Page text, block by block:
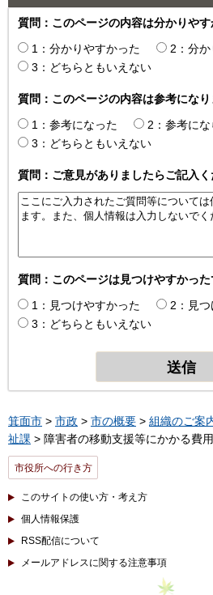
質問：このページの内容は分かりやす
1：分かりやすかった
2：分
3：どちらともいえない
質問：このページの内容は参考になり
1：参考になった
2：参考に
3：どちらともいえない
質問：ご意見がありましたらご記入
質問：このページは見つけやすかった
1：見つけやすかった
2：見
3：どちらともいえない
箕面市 > 市政 > 市の概要 > 組織のご案
祉課 > 障害者の移動支援等にかかる費
市役所への行き方
このサイトの使い方・考え方
個人情報保護
RSS配信について
メールアドレスに関する注意事項